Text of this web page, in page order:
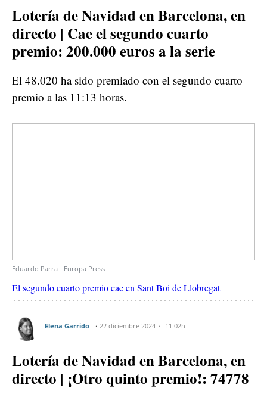
Lotería de Navidad en Barcelona, en
directo | Cae el segundo cuarto
premio: 200.000 euros a la serie
El 48.020 ha sido premiado con el segundo cuarto
premio a las 11:13 horas.
Eduardo Parra - Europa Press
El segundo cuarto premio cae en Sant Boi de Llobregat
Elena Garrido 22 diciembre 2024 11:02h
Lotería de Navidad en Barcelona, en
directo | ¡Otro quinto premio!: 74778